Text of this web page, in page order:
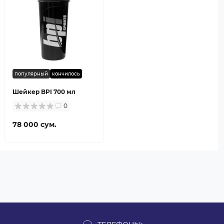
популярный кончилось
Шейкер BPI 700 мл
0
78 000 сум.